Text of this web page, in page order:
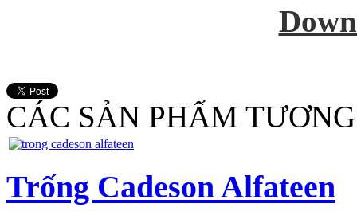
CÁC SẢN PHẨM
Trống Cadeson Alfateen